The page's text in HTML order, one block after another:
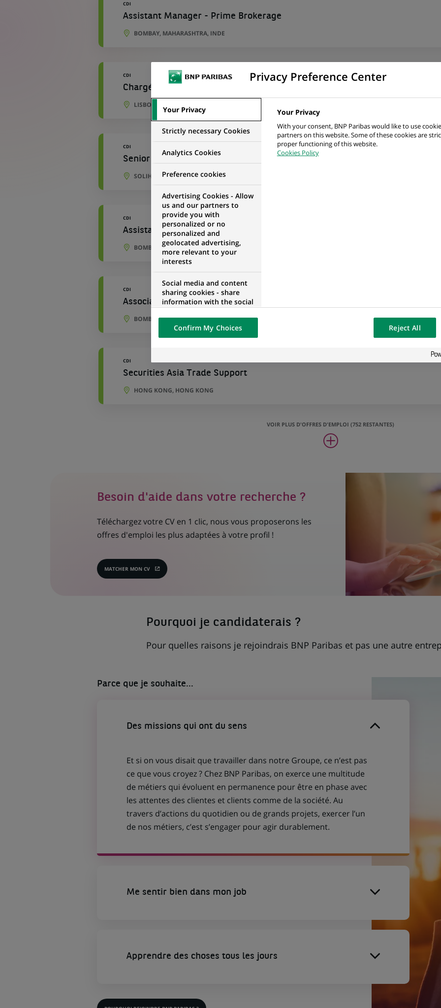
CDI
Assistant Manager - Prime Brokerage
BOMBAY, MAHARASHTRA, INDE
CDI
Chargé(e) d'Opérations de Contrôle – M/F/X– Porto – CDI – Hybride
LISBONNE, DISTRICT DE PORTO, PORTUGAL
CDI
Senior Development Analyst
SOLIHULL, ANGLETERRE, ROYAUME-UNI
CDI
Assistant Manager - Accounting Controls
BOMBAY, MAHARASHTRA, INDE
CDI
Associate - Accounting Controls
BOMBAY, MAHARASHTRA, INDE
CDI
Securities Asia Trade Support
HONG KONG, HONG KONG
VOIR PLUS D'OFFRES D'EMPLOI (752 RESTANTES)
Besoin d'aide dans votre recherche ?
Téléchargez votre CV en 1 clic, nous vous proposerons les
offres d'emploi les plus adaptées à votre profil !
MATCHER MON CV
(CE
Pourquoi je candidaterais ?
Pour quelles raisons je rejoindrais BNP Paribas et pas une autre
Parce que je souhaite...
Des missions qui ont du sens
Et si on vous disait que travailler dans notre Groupe, ce n’est pas
ce que vous croyez ? Chez BNP Paribas, on exerce une multitude
de métiers qui évoluent en permanence pour être en phase avec
les attentes des clientes et clients comme de la société. Au
travers d’actions du quotidien ou de grands projets, exercer l’un
de nos métiers, c’est s’engager pour agir durablement.
Me sentir bien dans mon job
Apprendre des choses tous les jours
Privacy Preference Center
Your Privacy
Strictly necessary Cookies
Analytics Cookies
Preference cookies
Advertising Cookies - Allow
us and our partners to
provide you with
personalized or no
personalized and
geolocated advertising,
more relevant to your
interests
Social media and content
sharing cookies - share
information with the social
networks and propose the
visualization on our website
of the content hosted on a
external website.
Your Privacy
With your consent, BNP Paribas would like to use
partners on this website. Some of these cookies are
proper functioning of this website.
Cookies Policy
Confirm My Choices Reject All